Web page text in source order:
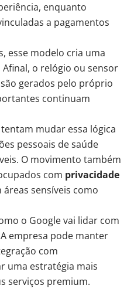
enquanto
a pagamentos
esse modelo cria uma
o relógio ou sensor
gerados pelo próprio
continuam
mudar essa lógica
pessoais de saúde
O movimento também
com privacidade
sensíveis como
o Google vai lidar com
empresa pode manter
com
uma estratégia mais
serviços premium.